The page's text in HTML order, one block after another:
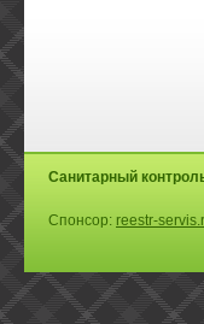
Санитарный
Спонсор: reestr-